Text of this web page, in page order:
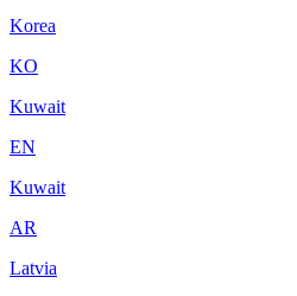
Korea
KO
Kuwait
EN
Kuwait
AR
Latvia